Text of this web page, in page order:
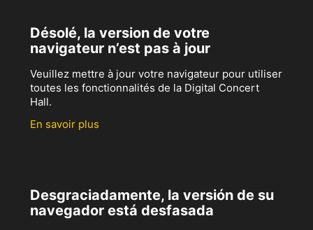
Désolé, la version de votre
navigateur n’est pas à jour
Veuillez mettre à jour votre navigateur pour utiliser
toutes les fonctionnalités de la Digital Concert
Hall.
En savoir plus
Desgraciadamente, la versión de su
navegador está desfasada